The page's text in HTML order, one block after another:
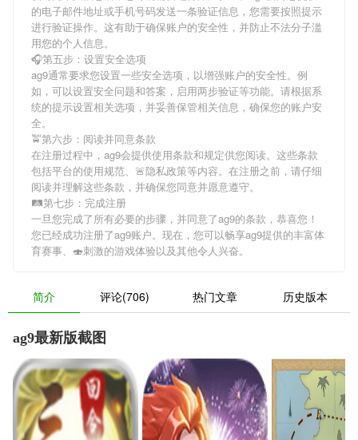
的电子邮件地址或手机号码发送一条验证信息，您需要按照提示
进行验证操作。这有助于确保账户的安全性，并防止不法分子滥
用您的个人信息。
🎧第五步：设置安全选项
ag9通常要求您设置一些安全选项，以增强账户的安全性。例
如，可以设置安全问题和答案，启用两步验证等功能。请根据系
统的提示设置相关选项，并妥善保管相关信息，确保您的账户安
全。
🚖第六步：阅读并同意条款
在注册过程中，ag9会提供使用条款和规定供您阅读。这些条款
包括平台的使用规范、🚨隐私政策等内容。在注册之前，请仔细
阅读并理解这些条款，并确保您同意并愿意遵守。
🛤第七步：完成注册
一旦您完成了所有必要的步骤，并同意了ag9的条款，恭喜您！
您已经成功注册了ag9账户。现在，您可以畅享ag9提供的丰富体
育赛事、🍣刺激的游戏体验以及其他令人兴奋。
简介 评论(706) 热门文章 历史版本
ag9最新版截图